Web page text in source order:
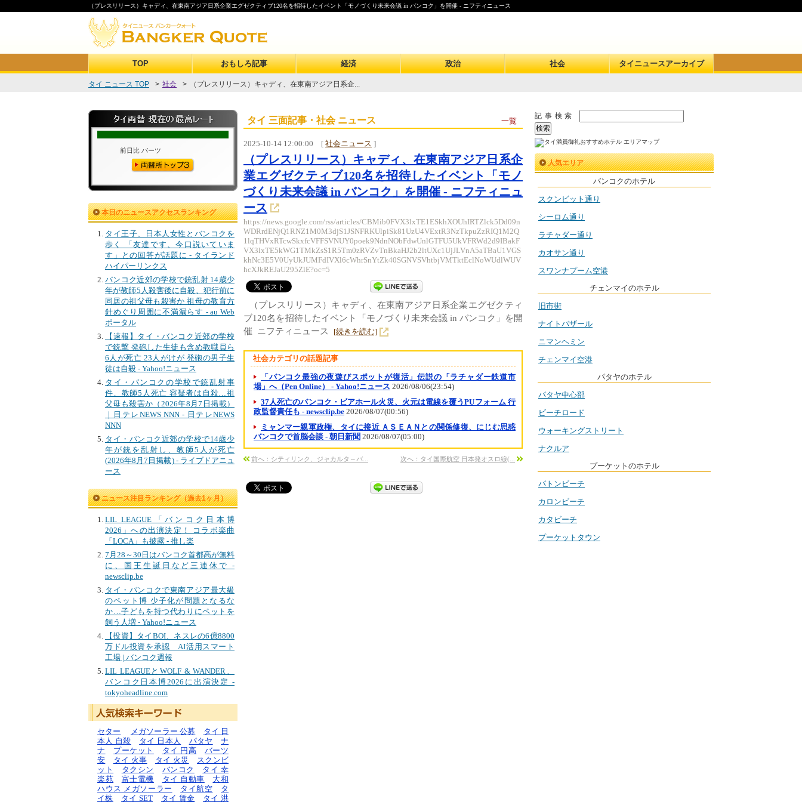
（プレスリリース）キャディ、在東南アジア日系企業エグゼクティブ120名を招待したイベント「モノづくり未来会議 in バンコク」を開催 - ニフティニュース
TOP おもしろ記事 経済 政治 社会 タイニュースアーカイブ
タイ ニュース TOP > 社会 > （プレスリリース）キャディ、在東南アジア日系企...
本日のニュースアクセスランキング
タイ王子、日本人女性とバンコクを
歩く 「友達です、今口説いていま
す」との回答が話題に - タイランド
ハイパーリンクス
バンコク近郊の学校で銃乱射 14歳少
年が教師5人殺害後に自殺、犯行前に
同居の祖父母も殺害か 祖母の教育方
針めぐり周囲に不満漏らす - au Web
ポータル
【速報】タイ・バンコク近郊の学校
で銃撃 発砲した生徒も含め教職員ら
6人が死亡 23人がけが 発砲の男子生
徒は自殺 - Yahoo!ニュース
タイ・バンコクの学校で銃乱射事
件、教師5人死亡 容疑者は自殺…祖
父母も殺害か（2026年8月7日掲載）
｜日テレNEWS NNN - 日テレNEWS
NNN
タイ・バンコク近郊の学校で14歳少
年が銃を乱射し、教師5人が死亡
(2026年8月7日掲載) - ライブドアニュ
ース
ニュース注目ランキング（過去1ヶ月）
LIL LEAGUE「バンコク日本博
2026」への出演決定！ コラボ楽曲
「LOCA」も披露 - 推し楽
7月28～30日はバンコク首都高が無料
に、国王生誕日など三連休で -
newsclip.be
タイ・バンコクで東南アジア最大級
のペット博 少子化が問題となるな
か…子どもを持つ代わりにペットを
飼う人増 - Yahoo!ニュース
【投資】タイBOI、ネスレの6億8800
万ドル投資を承認 AI活用スマート
工場 | バンコク週報
LIL LEAGUEとWOLF & WANDER、
バンコク日本博2026に出演決定 -
tokyoheadline.com
セター メガソーラー 公募
タイ 日
本人 自殺
タイ 日本人 パタヤ
ナ
ナ
プーケット タイ 円高
バーツ
安
タイ 火事 タイ 火災
スクンビ
ット
タクシン バンコク
タイ 幸
楽苑
富士電機 タイ 自動車
大和
ハウス メガソーラー
タイ航空
タ
イ株
タイ SET タイ 賃金 タイ 洪
タイ 三面記事・社会 ニュース 一覧
2025-10-14 12:00:00 [ 社会ニュース ]
（プレスリリース）キャディ、在東南アジア日系企
業エグゼクティブ120名を招待したイベント「モノ
づくり未来会議 in バンコク」を開催 - ニフティニュ
ース
https://news.google.com/rss/articles/CBMib0FVX3lxTE1ESkhXOUhIRTZlck5Dd09n
WDRrdENjQ1RNZ1M0M3djS1JSNFRKUlpiSk81UzU4VExtR3NzTkpuZzRIQ1M2Q
1lqTHVxRTcwSkxfcVFFSVNUY0poek9NdnNObFdwUnlGTFU5UkVFRWd2d9IBakF
VX3lxTE5kWG1TMkZsS1R5Tm0zRVZvTnBkaHJ2b2ltUXc1UjJLVnA5aTBaU1VGS
khNc3E5V0UyUkJUMFdIVXl6cWhrSnYtZk40SGNVSVhtbjVMTktEclNoWUdlWUV
hcXJkREJaU295ZlE?oc=5
（プレスリリース）キャディ、在東南アジア日系企業エグゼクティ
ブ120名を招待したイベント「モノづくり未来会議 in バンコク」を開
催 ニフティニュース [続きを読む]
社会カテゴリの話題記事
「バンコク最強の夜遊びスポットが復活」伝説の「ラチャダー鉄道市
場」へ（Pen Online） - Yahoo!ニュース 2026/08/06(23:54)
37人死亡のバンコク・ビアホール火災、火元は電線を覆うPUフォーム 行
政監督責任も - newsclip.be 2026/08/07(00:56)
ミャンマー親軍政権、タイに接近 ＡＳＥＡＮとの関係修復、にじむ思惑
バンコクで首脳会談 - 朝日新聞 2026/08/07(05:00)
前へ：シティリンク、ジャカルタ～バ... 次へ：タイ国際航空 日本発オスロ線(...
記事検索